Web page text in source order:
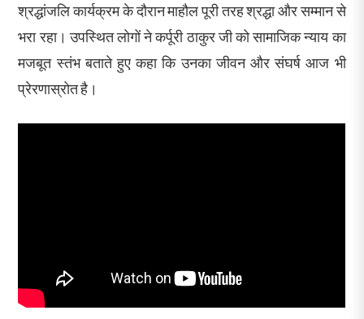
श्रद्धांजलि कार्यक्रम के दौरान माहौल पूरी तरह श्रद्धा और सम्मान से
भरा रहा। उपस्थित लोगों ने कर्पूरी ठाकुर जी को सामाजिक न्याय का
मजबूत स्तंभ बताते हुए कहा कि उनका जीवन और संघर्ष आज भी
प्रेरणास्रोत है।